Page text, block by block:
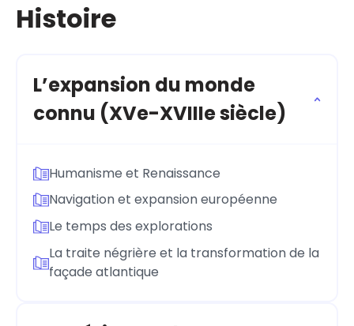
Histoire
L’expansion du monde
connu (XVe-XVIIIe siècle)
Humanisme et Renaissance
Navigation et expansion européenne
Le temps des explorations
La traite négrière et la transformation de la
façade atlantique